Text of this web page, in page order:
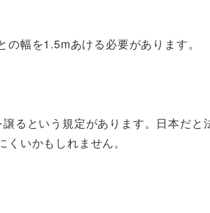
幅を1.5mあける必要があります。
るという規定があります。日本だと
いかもしれません。